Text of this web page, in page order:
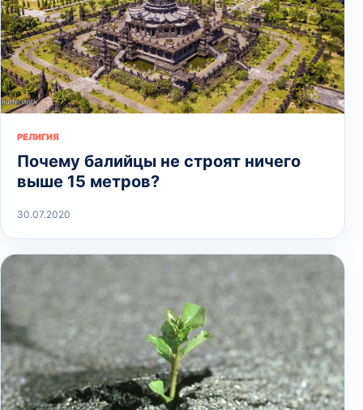
РЕЛИГИЯ
Почему балийцы не строят ничего
выше 15 метров?
30.07.2020